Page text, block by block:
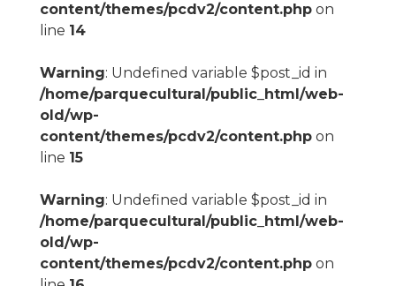
content/themes/pcdv2/content.phpon
line 14
Warning: Undefined variable $post_id in
/home/parquecultural/public_html/web-
old/wp-
content/themes/pcdv2/content.phpon
line 15
Warning: Undefined variable $post_id in
/home/parquecultural/public_html/web-
old/wp-
content/themes/pcdv2/content.phpon